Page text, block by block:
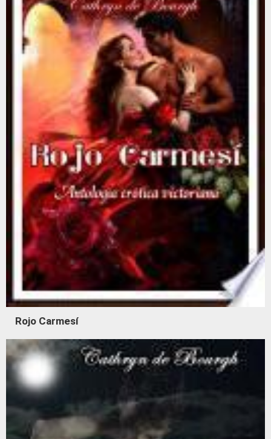
Rojo Carmesí